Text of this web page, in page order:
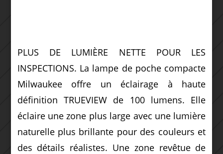
PLUS DE LUMIÈRE NETTE POUR LES
INSPECTIONS. La lampe de poche compacte
Milwaukee offre un éclairage à haute
définition TRUEVIEW de 100 lumens. Elle
éclaire une zone plus large avec une lumière
naturelle plus brillante pour des couleurs et
des détails réalistes. Une zone revêtue de